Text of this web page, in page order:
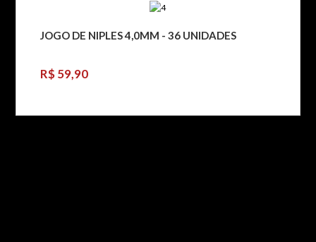
JOGO DE NIPLES 4,0MM - 36 UNIDADES
R$ 59,90